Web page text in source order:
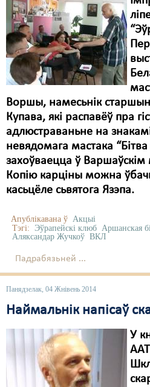
Воршы, намесьнік
Купава, які распавёў пра
адлюстраваньне на
невядомага мастака
захоўваецца ў Варшаўскім
Копію карціны можна
касьцёле сьвятога Язэпа.
Апублікавана ў Акцыі
Тэгі: Эўрапейскі клюб Аршанская
Аляксандар Жучкоў ВКЛ
Падрабязьней ...
Панядзелак, 04 Жнівень 2014
Наймальнік напісаў
У